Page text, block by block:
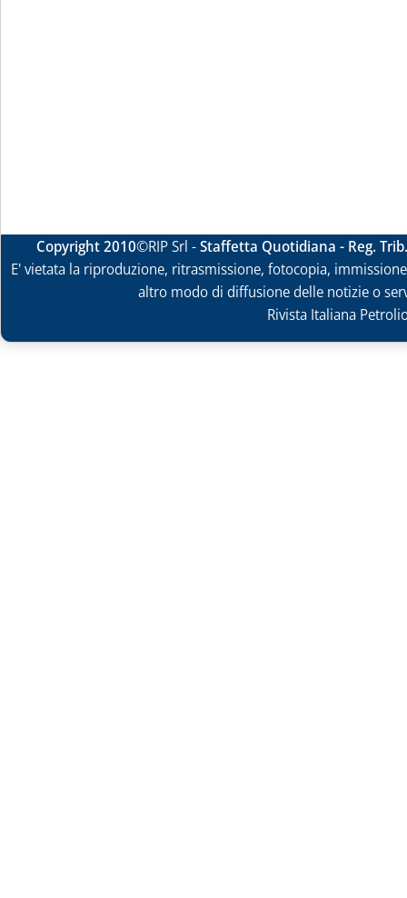
Copyright 2010©RIP Srl -Staffetta Quotidiana - Reg.
E' vietata la riproduzione, ritrasmissione, fotocopia,
altro modo di diffusione delle notizie o
Rivista Italiana